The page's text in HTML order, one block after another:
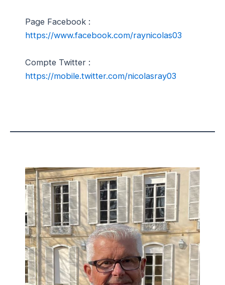
Page Facebook :
https://www.facebook.com/raynicolas03
Compte Twitter :
https://mobile.twitter.com/nicolasray03